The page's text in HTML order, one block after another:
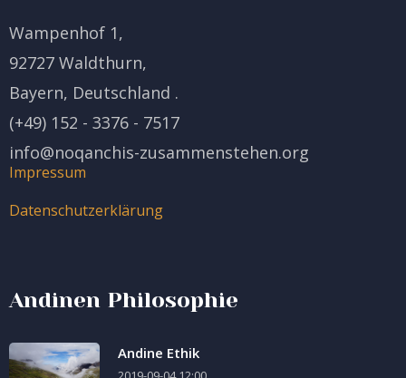
Wampenhof 1,
92727 Waldthurn,
Bayern, Deutschland .
(+49) 152 - 3376 - 7517
info@noqanchis-zusammenstehen.org
Impressum
Datenschutzerklärung
Andinen Philosophie
Andine Ethik